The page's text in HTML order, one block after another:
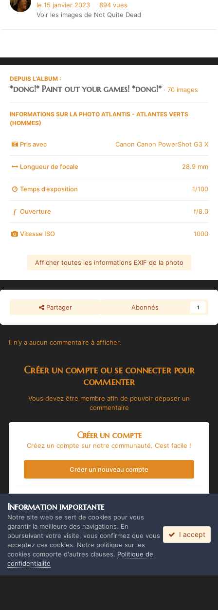
le 15 janvier 2023
894 vues
Voir les images de Not Quite Dead
DEPUIS L’ALBUM :
*dong!* Paint out your games! *dong!* · 70 images
INFORMATIONS SUR LA PHOTO ATLANTIS - ATLANTES VERTS
(HOMMES)
Pris avec Canon Canon PowerShot G3 X
Longueur de focale 28.9 mm
Temps d’exposition 1/100
f Ouverture f/8.0
Vitesse ISO 1000
Afficher toutes les informations EXIF de la photo
Partager Abonnés 1
Il n’y a aucun commentaire à afficher.
Créer un compte ou se connecter pour
commenter
Vous devez être membre afin de pouvoir déposer un
commentaire
Créer un compte
Créez un compte sur notre communauté. C’est facile !
Créer un nouveau compte
Vous avez déjà un compte ? Connectez-vous ici.
Connectez-vous maintenant
Information importante
Notre site web se sert de cookies pour vous
garantir la meilleure des navigations. En
poursuivant votre visite, vous confirmez que vous
acceptez ces cookies. Notre politique sur les
cookies comporte d'autres clauses. Politique de
confidentialité
I accept